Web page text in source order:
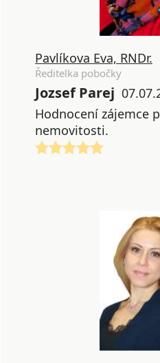
Pavlíkova Eva, RNDr.
Ředitelka pobočky
Jozsef Parej
Hodnocení zájemce
nemovitosti.